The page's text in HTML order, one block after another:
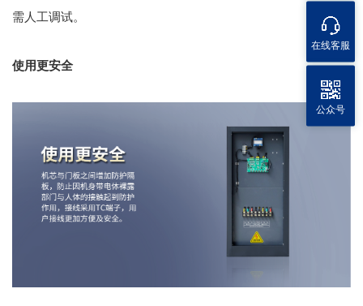
需人工调试。
使用更安全
在线客服
公众号